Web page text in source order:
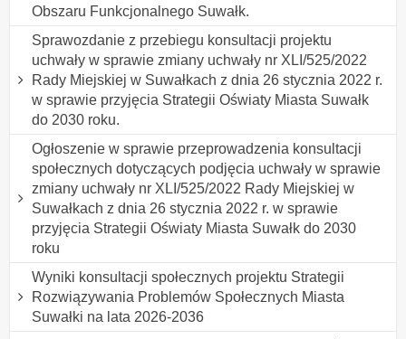
Obszaru Funkcjonalnego Suwałk.
Sprawozdanie z przebiegu konsultacji projektu
uchwały w sprawie zmiany uchwały nr XLI/525/2022
Rady Miejskiej w Suwałkach z dnia 26 stycznia 2022 r.
w sprawie przyjęcia Strategii Oświaty Miasta Suwałk
do 2030 roku.
Ogłoszenie w sprawie przeprowadzenia konsultacji
społecznych dotyczących podjęcia uchwały w sprawie
zmiany uchwały nr XLI/525/2022 Rady Miejskiej w
Suwałkach z dnia 26 stycznia 2022 r. w sprawie
przyjęcia Strategii Oświaty Miasta Suwałk do 2030
roku
Wyniki konsultacji społecznych projektu Strategii
Rozwiązywania Problemów Społecznych Miasta
Suwałki na lata 2026-2036